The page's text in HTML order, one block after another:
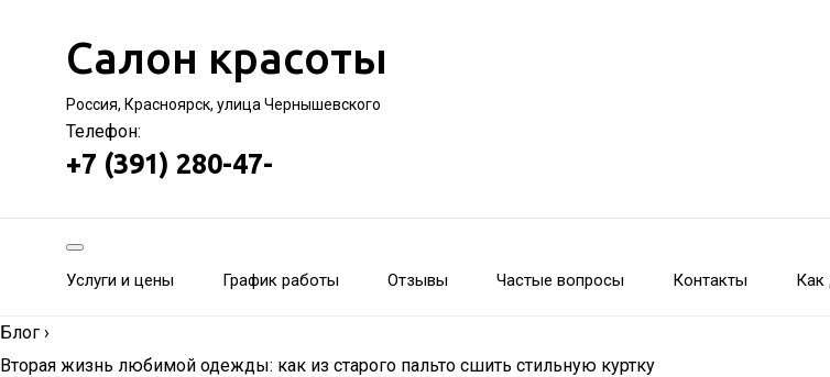
Салон красоты
Россия, Красноярск, улица Чернышевского
Телефон:
+7 (391) 280-47-
Услуги и цены График работы Отзывы Частые вопросы Контакты Как
Блог ›
Вторая жизнь любимой одежды: как из старого пальто сшить стильную куртку